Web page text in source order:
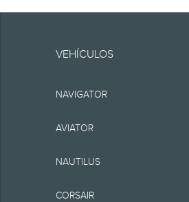
Ten en
La
ninguna
VEHÍCULOS
NAVIGATOR
AVIATOR
NAUTILUS
CORSAIR